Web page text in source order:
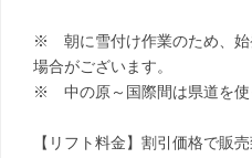
※ 朝に雪付け作業のため、始
場合がございます。
※ 中の原～国際間は県道を使
【リフト料金】割引価格で販売